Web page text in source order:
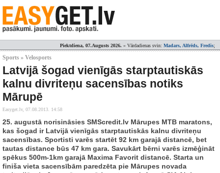
Piektdiena, 07.Augusts 2026. » Vārdadienas svin: Madars, Alfrēds, Fredis;
Sports » Velosports
Latvijā šogad vienīgās starptautiskās
kalnu divriteņu sacensības notiks
Mārupē
Easyget.lv, 07.08.2013. 14:58
25. augustā norisināsies SMScredit.lv Mārupes MTB maratons,
kas šogad ir Latvijā vienīgās starptautiskās kalnu divriteņu
sacensības. Sportisti varēs startēt 92 km garajā distancē, bet
tautas distance būs 47 km gara. Savukārt bērni varēs izmēģināt
spēkus 500m-1km garajā Maxima Favorit distancē. Starta un
finiša vieta sacensībām paredzēta pie Mārupes novada